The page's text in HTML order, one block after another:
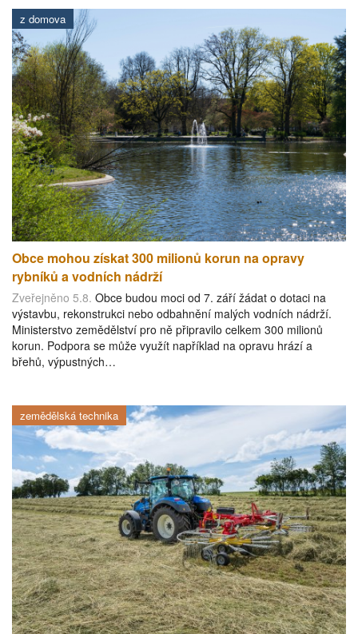
z domova
Obce mohou získat 300 milionů korun na opravy
rybníků a vodních nádrží
Zveřejněno 5.8. Obce budou moci od 7. září žádat o dotaci na
výstavbu, rekonstrukci nebo odbahnění malých vodních nádrží.
Ministerstvo zemědělství pro ně připravilo celkem 300 milionů
korun. Podpora se může využít například na opravu hrází a
břehů, výpustných…
zemědělská technika